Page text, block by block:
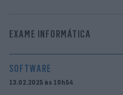
EXAME INFORMÁTICA
SOFTWARE
13.02.2025 às 10h54